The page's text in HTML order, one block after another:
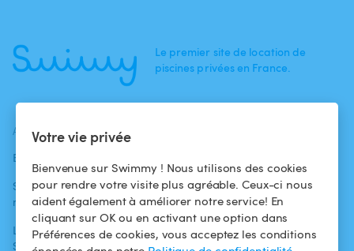
Votre vie privée
Bienvenue sur Swimmy ! Nous utilisons des cookies
pour rendre votre visite plus agréable. Ceux-ci nous
aident également à améliorer notre service! En
cliquant sur OK ou en activant une option dans
Préférences de cookies, vous acceptez les conditions
Le premier site de location de
piscines privées en France.
ACTUALITÉS
Blog
Swimmy dans les
médias
L'aventure
Swimmy
baigneurs
Pour les
propriétaires
Louer ma piscine
Conditions
d'utilisation
Politique de
confidentialité